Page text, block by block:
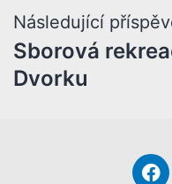
Následující
Sborová
Dvorku